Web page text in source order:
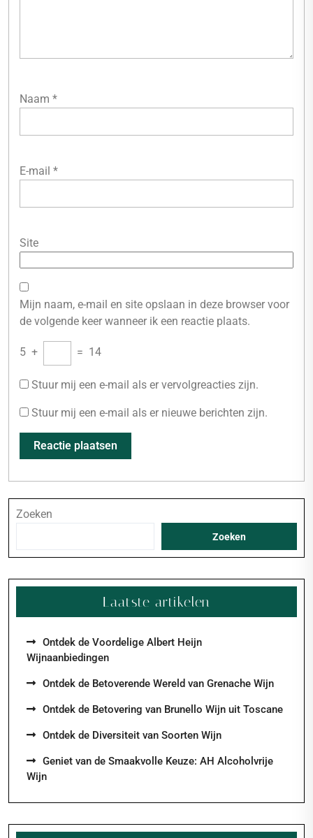
Naam *
E-mail *
Site
Mijn naam, e-mail en site opslaan in deze browser voor
de volgende keer wanneer ik een reactie plaats.
5 + = 14
Stuur mij een e-mail als er vervolgreacties zijn.
Stuur mij een e-mail als er nieuwe berichten zijn.
Zoeken
Zoeken
Laatste artikelen
Ontdek de Voordelige Albert Heijn
Wijnaanbiedingen
Ontdek de Betoverende Wereld van Grenache Wijn
Ontdek de Betovering van Brunello Wijn uit Toscane
Ontdek de Diversiteit van Soorten Wijn
Geniet van de Smaakvolle Keuze: AH Alcoholvrije
Wijn